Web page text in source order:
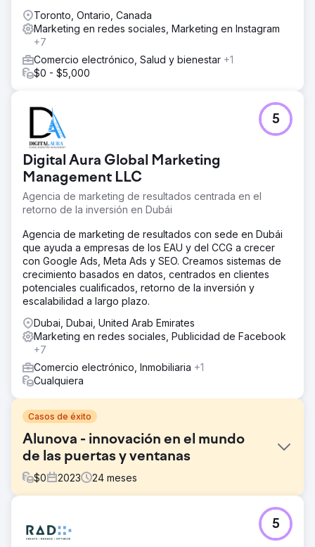
Toronto, Ontario, Canada
Marketing en redes sociales, Marketing en Instagram
+7
Comercio electrónico, Salud y bienestar +1
$0 - $5,000
Digital Aura Global Marketing
Management LLC
Agencia de marketing de resultados centrada en el
retorno de la inversión en Dubái
5
Agencia de marketing de resultados con sede en Dubái
que ayuda a empresas de los EAU y del CCG a crecer
con Google Ads, Meta Ads y SEO. Creamos sistemas de
crecimiento basados en datos, centrados en clientes
potenciales cualificados, retorno de la inversión y
escalabilidad a largo plazo.
Dubai, Dubai, United Arab Emirates
Marketing en redes sociales, Publicidad de Facebook
+7
Comercio electrónico, Inmobiliaria +1
Cualquiera
Casos de éxito
Alunova - innovación en el mundo
de las puertas y ventanas
$0 2023 24 meses
Alunova es una sólida empresa de la provincia de Verona
que opera en el sector de puertas y ventanas. Después
5